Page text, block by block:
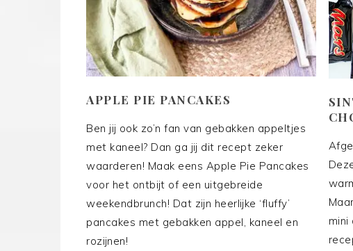
APPLE PIE PANCAKES
Ben jij ook zo’n fan van gebakken appeltjes
met kaneel? Dan ga jij dit recept zeker
waarderen! Maak eens Apple Pie Pancakes
voor het ontbijt of een uitgebreide
weekendbrunch! Dat zijn heerlijke ‘fluffy’
pancakes met gebakken appel, kaneel en
rozijnen!